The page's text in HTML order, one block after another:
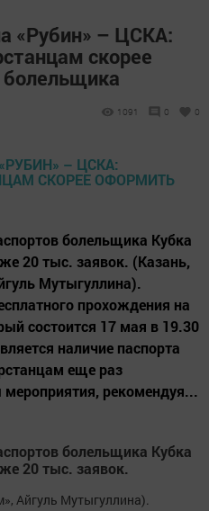
«Рубин» – ЦСКА:
скорее
1091 0 0
болельщика Кубка
20 тыс. заявок. (Казань,
Мутыгуллина).
прохождения на
состоится 17 мая в 19.30
наличие паспорта
еще раз
рекомендуя...
болельщика Кубка
20 тыс. заявок.
Айгуль Мутыгуллина).